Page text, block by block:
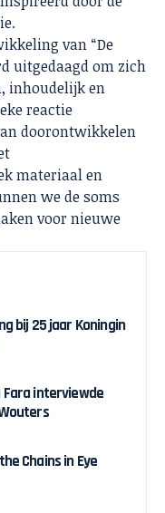
van “De
uitgedaagd om zich
inhoudelijk en
reactie
doorontwikkelen
materiaal en
we de soms
voor nieuwe
bij 25 jaar Koningin
Fara interviewde
Chains in Eye